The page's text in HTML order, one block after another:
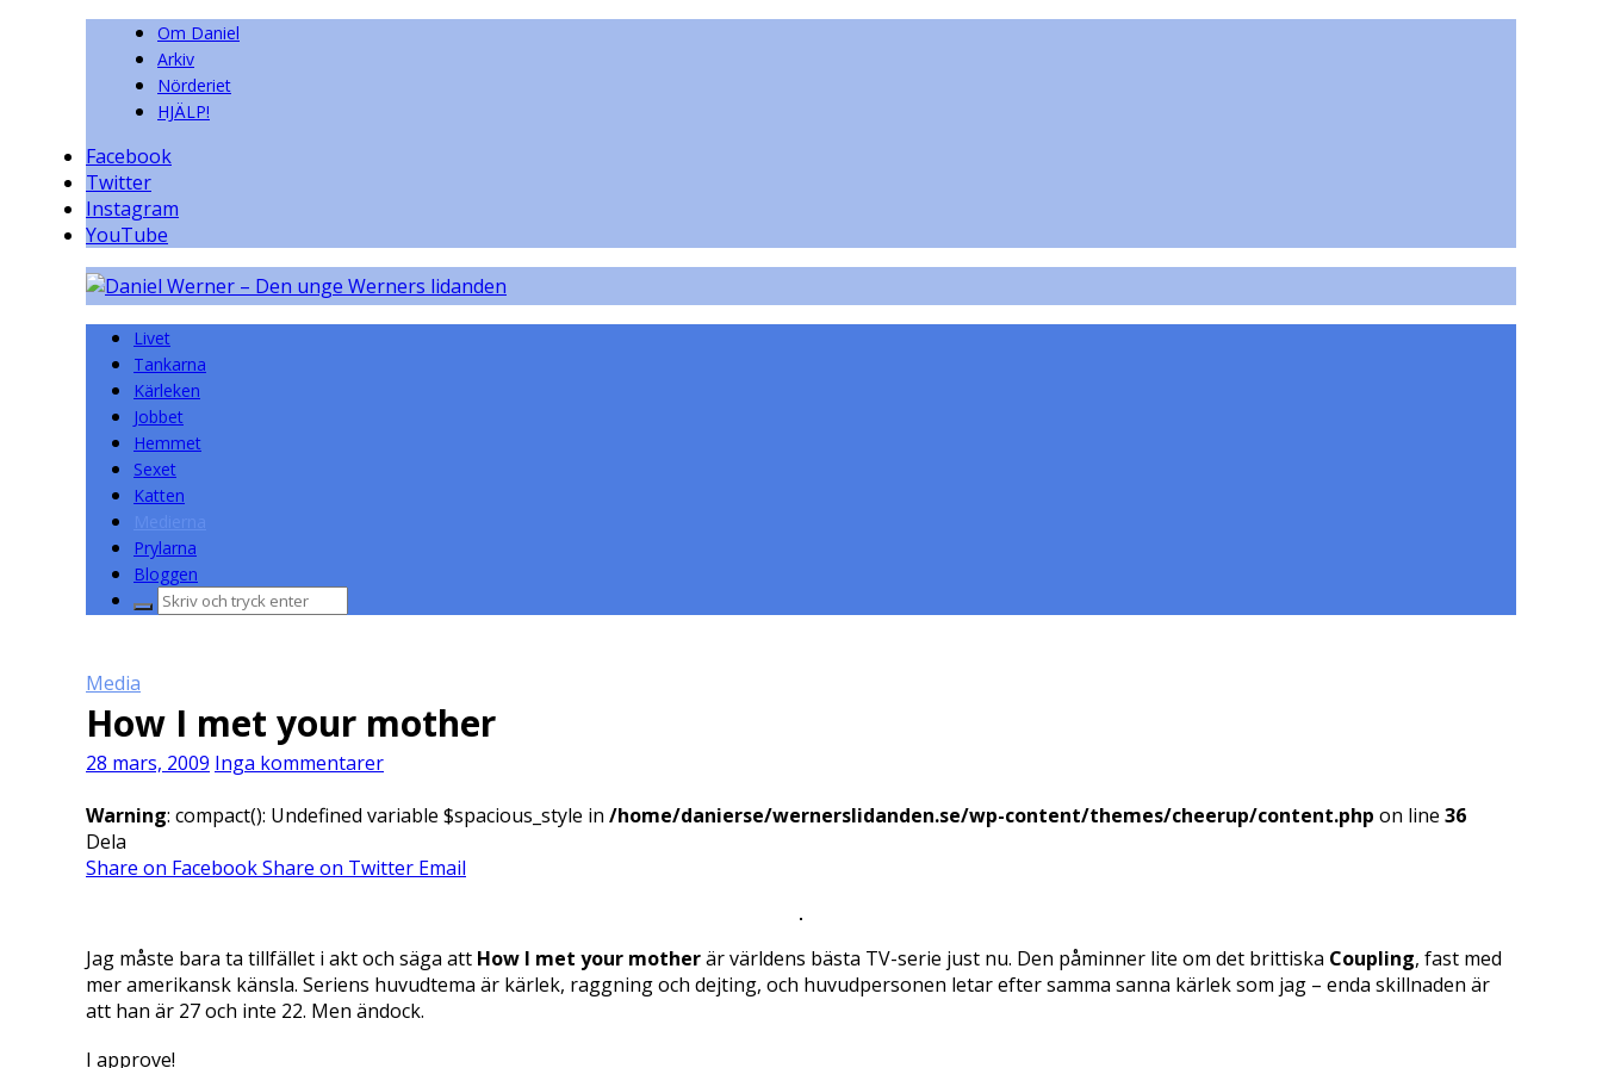
Om Daniel
Arkiv
Nörderiet
HJÄLP!
Facebook
Twitter
Instagram
YouTube
Livet
Tankarna
Kärleken
Jobbet
Hemmet
Sexet
Katten
Prylarna
Bloggen
Sök
Media
How I met your mother
28 mars, 2009 Inga kommentarer
Warning: compact(): Undefined variable $spacious_style in /home/danierse/wernerslidanden.se/wp-content/themes/cheerup/content.php on line 36
Dela
Share on FacebookShare on Twitter Email
Jag måste bara ta tillfället i akt och säga att How I met your motherär världens bästa TV-serie just nu. Den påminner lite om det brittiska Coupling, fast med
mer amerikansk känsla. Seriens huvudtema är kärlek, raggning och dejting, och huvudpersonen letar efter samma sanna kärlek som jag – enda skillnaden är
att han är 27 och inte 22. Men ändock.
I approve!